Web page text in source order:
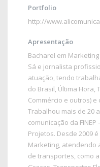
Portfolio
http://
Apresentação
Bacharel em
Sá e jornalista
atuação, tendo
do Brasil, Última Hora,
Commércio e outros)
Trabalhou mais de 20
comunicação da
Projetos. Desde 2009
Marketing, atendendo
de transportes, como